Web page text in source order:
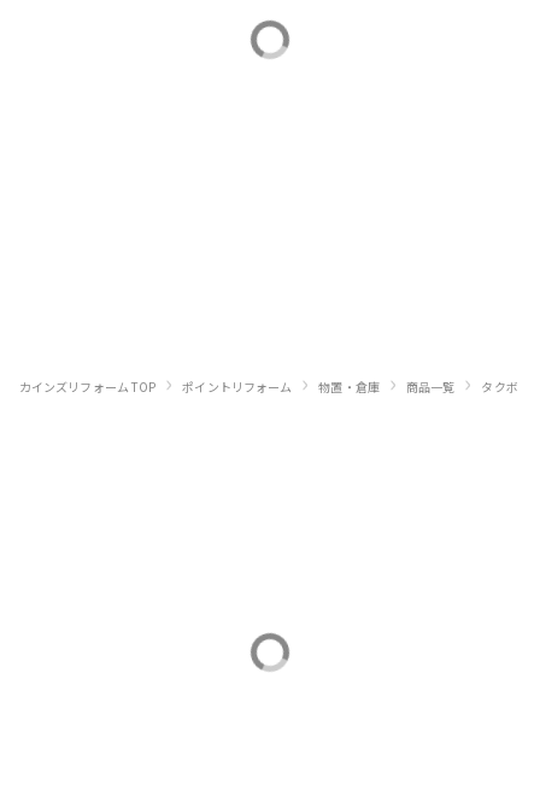
カインズリフォーム TOP › ポイントリフォーム › 物置・倉庫 › 商品一覧 › タクボ